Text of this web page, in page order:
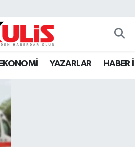
EKONOMİ YAZARLAR HABER